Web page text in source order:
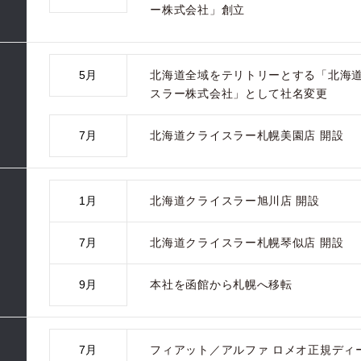
ー株式会社」創立
5月
北海道全域をテリトリーとする「北海
スラー株式会社」として社名変更
7月 北海道クライスラー札幌美園店 開設
1月
北海道クライスラー旭川店 開設
7月 北海道クライスラー札幌琴似店 開設
9月 本社を函館から札幌へ移転
7月
フィアット／アルファ ロメオ正規ディ